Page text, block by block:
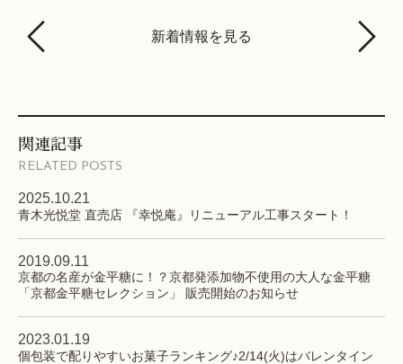
新着情報を見る
関連記事
RELATED POSTS
2025.10.21
青木光悦堂 直売店 『幸悦庵』リニューアル工事スタート！
2019.09.11
京都の名産が金平糖に！？京都発添加物不使用の大人な金平糖
「京都金平糖セレクション」 販売開始のお知らせ
2023.01.19
個包装で配りやすいお菓子ランキング♪2/14(火)はバレンタイン